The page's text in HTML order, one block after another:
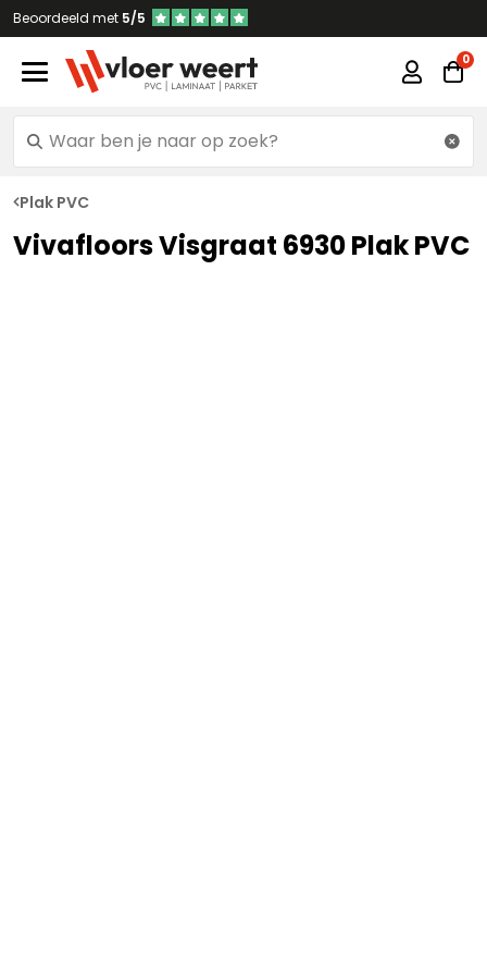
Beoordeeld met 5/5
Plak PVC
Vivafloors Visgraat 6930 Plak PVC